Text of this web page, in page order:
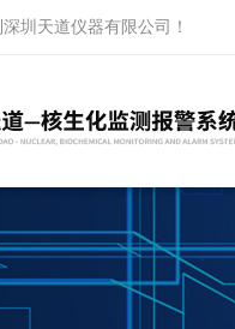
深圳天道仪器有限公司 ！